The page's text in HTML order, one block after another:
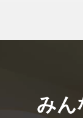
みん